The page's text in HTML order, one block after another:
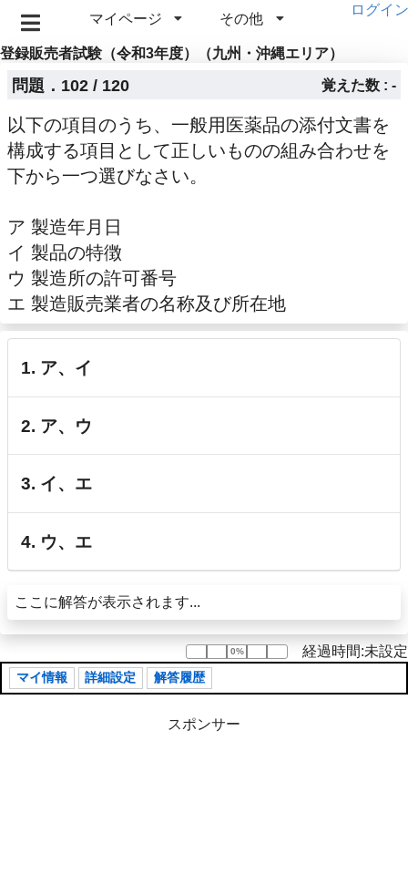
マイページ その他
ログイン
登録販売者試験（令和3年度）（九州・沖縄エリア）
問題．102 / 120 覚えた数 : -
以下の項目のうち、一般用医薬品の添付文書を
構成する項目として正しいものの組み合わせを
下から一つ選びなさい。
ア 製造年月日
イ 製品の特徴
ウ 製造所の許可番号
エ 製造販売業者の名称及び所在地
1. ア、イ
2. ア、ウ
3. イ、エ
4. ウ、エ
ここに解答が表示されます...
0%
0% 経過時間:未設定
マイ情報 詳細設定 解答履歴
スポンサー